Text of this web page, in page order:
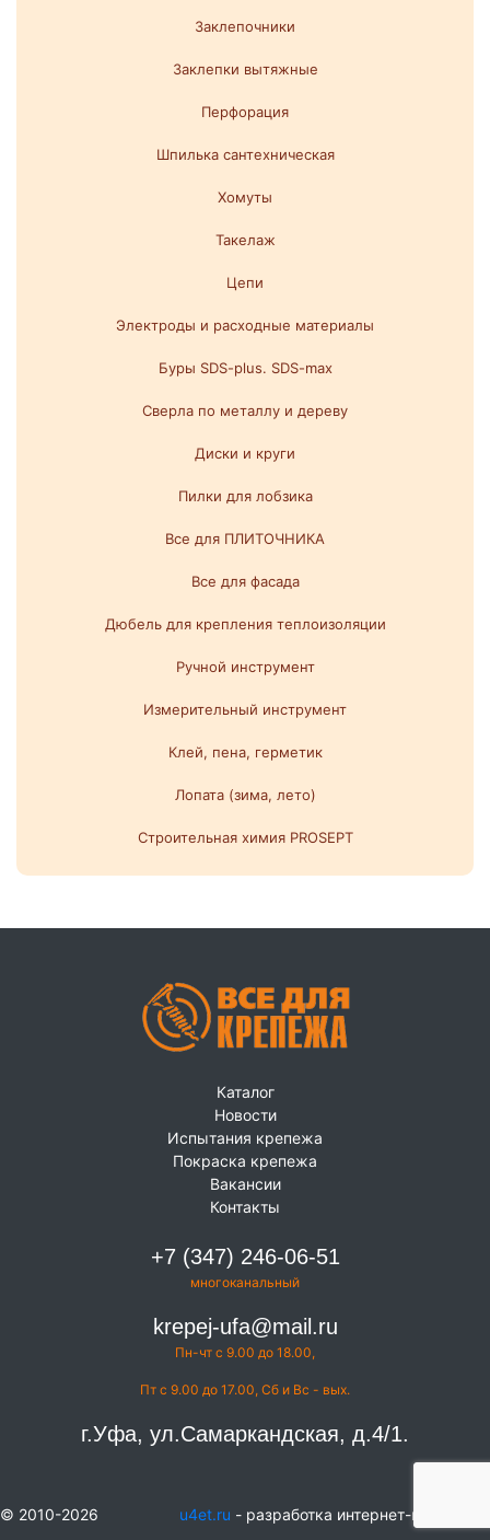
Заклепочники
Заклепки вытяжные
Перфорация
Шпилька сантехническая
Хомуты
Такелаж
Цепи
Электроды и расходные материалы
Буры SDS-plus. SDS-max
Сверла по металлу и дереву
Диски и круги
Пилки для лобзика
Все для ПЛИТОЧНИКА
Все для фасада
Дюбель для крепления теплоизоляции
Ручной инструмент
Измерительный инструмент
Клей, пена, герметик
Лопата (зима, лето)
Строительная химия PROSEPT
Каталог
Новости
Испытания крепежа
Покраска крепежа
Вакансии
Контакты
+7 (347) 246-06-51
многоканальный
krepej-ufa@mail.ru
Пн-чт с 9.00 до 18.00,
Пт с 9.00 до 17.00, Сб и Вс - вых.
г.Уфа, ул.Самаркандская, д.4/1.
© 2010-2026 u4et.ru - разработка интернет-магазинов